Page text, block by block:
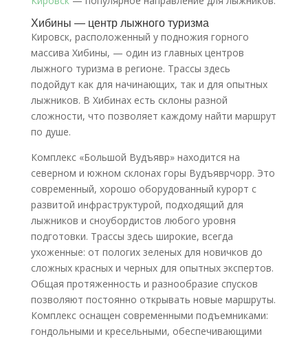
Хибины — центр лыжного туризма
Кировск, расположенный у подножия горного
массива Хибины, — один из главных центров
лыжного туризма в регионе. Трассы здесь
подойдут как для начинающих, так и для опытных
лыжников. В Хибинах есть склоны разной
сложности, что позволяет каждому найти маршрут
по душе.
Комплекс «Большой Вудъявр» находится на
северном и южном склонах горы Вудъяврчорр. Это
современный, хорошо оборудованный курорт с
развитой инфраструктурой, подходящий для
лыжников и сноубордистов любого уровня
подготовки. Трассы здесь широкие, всегда
ухоженные: от пологих зеленых для новичков до
сложных красных и черных для опытных экспертов.
Общая протяженность и разнообразие спусков
позволяют постоянно открывать новые маршруты.
Комплекс оснащен современными подъемниками:
гондольными и кресельными, обеспечивающими